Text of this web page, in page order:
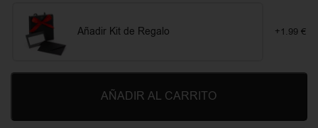
Añadir Kit de Regalo +1.99 €
AÑADIR AL CARRITO